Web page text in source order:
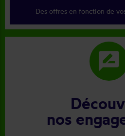
Des offres en fonction de
rate_review
nos